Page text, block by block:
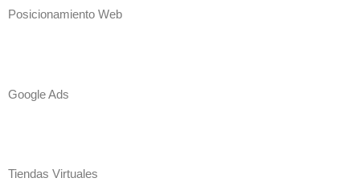
Posicionamiento Web
Google Ads
Tiendas Virtuales